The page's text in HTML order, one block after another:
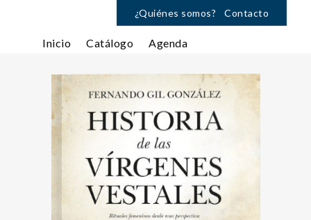
¿Quiénes somos? Contacto
Inicio Catálogo Agenda